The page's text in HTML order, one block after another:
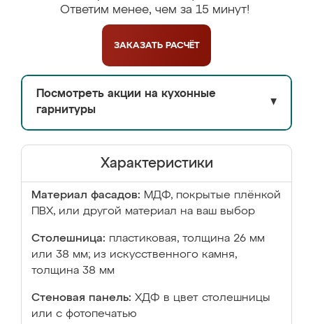
Ответим менее, чем за 15 минут!
ЗАКАЗАТЬ РАСЧЁТ
Посмотреть акции на кухонные
гарнитуры
▼
Характеристики
Материал фасадов: МДФ, покрытые плёнкой
ПВХ, или другой материал на ваш выбор
Столешница: пластиковая, толщина 26 мм
или 38 мм; из искусственного камня,
толщина 38 мм
Стеновая панель: ХДФ в цвет столешницы
или с фотопечатью